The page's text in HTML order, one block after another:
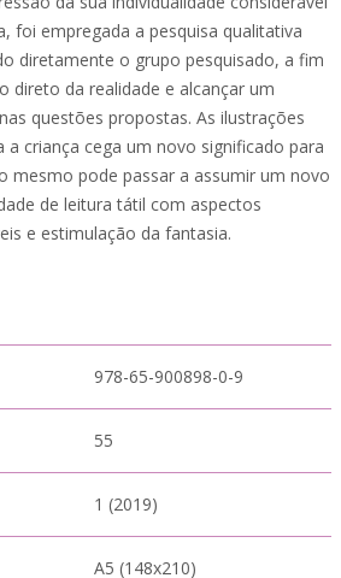
foi empregada a pesquisa qualitativa
diretamente o grupo pesquisado, a fim
direto da realidade e alcançar um
questões propostas. As ilustrações
criança cega um novo significado para
mesmo pode passar a assumir um novo
de leitura tátil com aspectos
e estimulação da fantasia.
978-65-900898-0-9
55
1 (2019)
A5 (148x210)